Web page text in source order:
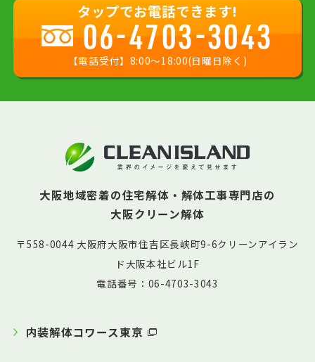
タップでお電話できます!
06-4703-3043
【電話受付】8:00〜18:00(日曜日除く)
大阪地域密着の住宅解体・解体工事専門店の
大阪クリーン解体
〒558-0044 大阪府大阪市住吉区長峡町9-6クリーンアイラン
ド大阪本社ビル1F
電話番号：06-4703-3043
内装解体コワース東京